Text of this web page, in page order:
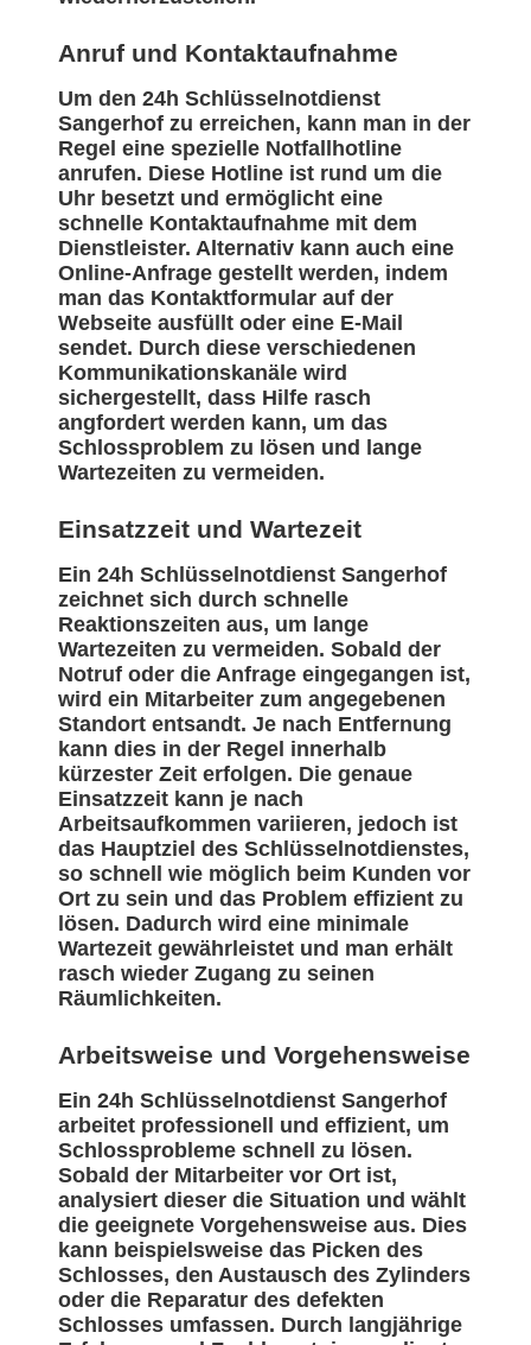
Anruf und Kontaktaufnahme
Um den 24h Schlüsselnotdienst
Sangerhof zu erreichen, kann man in der
Regel eine spezielle Notfallhotline
anrufen. Diese Hotline ist rund um die
Uhr besetzt und ermöglicht eine
schnelle Kontaktaufnahme mit dem
Dienstleister. Alternativ kann auch eine
Online-Anfrage gestellt werden, indem
man das Kontaktformular auf der
Webseite ausfüllt oder eine E-Mail
sendet. Durch diese verschiedenen
Kommunikationskanäle wird
sichergestellt, dass Hilfe rasch
angfordert werden kann, um das
Schlossproblem zu lösen und lange
Wartezeiten zu vermeiden.
Einsatzzeit und Wartezeit
Ein 24h Schlüsselnotdienst Sangerhof
zeichnet sich durch schnelle
Reaktionszeiten aus, um lange
Wartezeiten zu vermeiden. Sobald der
Notruf oder die Anfrage eingegangen ist,
wird ein Mitarbeiter zum angegebenen
Standort entsandt. Je nach Entfernung
kann dies in der Regel innerhalb
kürzester Zeit erfolgen. Die genaue
Einsatzzeit kann je nach
Arbeitsaufkommen variieren, jedoch ist
das Hauptziel des Schlüsselnotdienstes,
so schnell wie möglich beim Kunden vor
Ort zu sein und das Problem effizient zu
lösen. Dadurch wird eine minimale
Wartezeit gewährleistet und man erhält
rasch wieder Zugang zu seinen
Räumlichkeiten.
Arbeitsweise und Vorgehensweise
Ein 24h Schlüsselnotdienst Sangerhof
arbeitet professionell und effizient, um
Schlossprobleme schnell zu lösen.
Sobald der Mitarbeiter vor Ort ist,
analysiert dieser die Situation und wählt
die geeignete Vorgehensweise aus. Dies
kann beispielsweise das Picken des
Schlosses, den Austausch des Zylinders
oder die Reparatur des defekten
Schlosses umfassen. Durch langjährige